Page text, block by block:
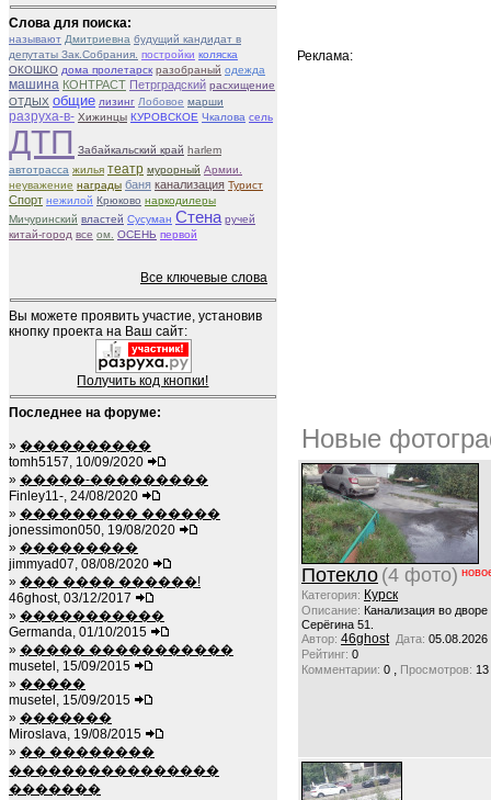
Слова для поиска:
называют Дмитриевна будущий кандидат в
депутаты Зак.Собрания. постройки коляска
ОКОШКО дома пролетарск разобраный одежда
машина КОНТРАСТ Петрградский расхищение
ОТДЫХ общие лизинг Лобовое марши
разруха-в- Хижинцы КУРОВСКОЕ Чкалова сель
ДТП Забайкальский край harlem
автотрасса жилья театр мурорный Армии.
неуважение награды баня канализация Турист
Спорт нежилой Крюково наркодилеры
Мичуринский властей Сусуман Стена ручей
китай-город все ом. ОСЕНЬ первой
Все ключевые слова
Вы можете проявить участие, установив
кнопку проекта на Ваш сайт:
Получить код кнопки!
Последнее на форуме:
» ����������
tomh5157, 10/09/2020
» �����-���������
Finley11-, 24/08/2020
» ��������� ������
jonessimon050, 19/08/2020
» ���������
jimmyad07, 08/08/2020
» ��� ���� ������!
46ghost, 03/12/2017
» �����������
Germanda, 01/10/2015
» ����� �����������
musetel, 15/09/2015
» �����
musetel, 15/09/2015
» �������
Miroslava, 19/08/2015
» �� ��������
����������������
�������
Реклама:
Новые
Потекло (4 фото)
Категория: Курск
Описание: Канализация во
Серёгина 51.
Автор: 46ghost Дата: 05.08.2026
Рейтинг: 0
Комментарии: 0 , Просмотров: 13